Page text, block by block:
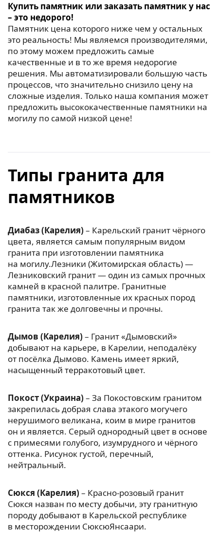
Купить памятник или заказать памятник у нас
– это недорого!
Памятник цена которого ниже чем у остальных
это реальность! Мы являемся производителями,
по этому можем предложить самые
качественные и в то же время недорогие
решения. Мы автоматизировали большую часть
процессов, что значительно снизило цену на
сложные изделия. Только наша компания может
предложить высококачественные памятники на
могилу по самой низкой цене!
Типы гранита для
памятников
Диабаз (Карелия) – Карельский гранит чёрного
цвета, является самым популярным видом
гранита при изготовлении памятника
на могилу.Лезники (Житомирская область) —
Лезниковский гранит — один из самых прочных
камней в красной палитре. Гранитные
памятники, изготовленные их красных пород
гранита так же долговечны и прочны.
Дымов (Карелия) – Гранит «Дымовский»
добывают на карьере, в Карелии, неподалёку
от посёлка Дымово. Камень имеет яркий,
насыщенный терракотовый цвет.
Покост (Украина) – За Покостовским гранитом
закрепилась добрая слава этакого могучего
нерушимого великана, коим в мире гранитов
он и является. Серый однородный цвет в основе
с примесями голубого, изумрудного и чёрного
оттенка. Рисунок густой, перечный,
нейтральный.
Сюкся (Карелия) – Красно-розовый гранит
Сюкся назван по месту добычи, эту гранитную
породу добывают в Карельской республике
в месторождении СюксюЯнсаари.